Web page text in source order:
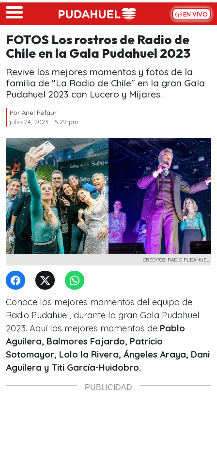
Skip to main content
EN VIVO
FOTOS Los rostros de Radio de
Chile en la Gala Pudahuel 2023
Revive los mejores momentos y fotos de la
familia de "La Radio de Chile" en la gran Gala
Pudahuel 2023 con Lucero y Mijares.
Por Ariel Pefaur
julio 24, 2023 - 5:29 pm
CRÉDITOS: RADIO PUDAHUEL
Conoce los mejores momentos del equipo de
Radio Pudahuel, durante la gran Gala Pudahuel
2023. Aquí los mejores momentos de Pablo
Aguilera, Balmores Fajardo, Patricio
Sotomayor, Lolo la Rivera, Ángeles Araya, Dani
Aguilera y Titi García-Huidobro.